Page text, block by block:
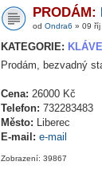
PRODÁM:
od Ondra6 » 09 říj
KATEGORIE:
Prodám, bezvadný
Cena: 26000 Kč
Telefon: 732283483
Město: Liberec
E-mail: e-mail
Zobrazení: 39867